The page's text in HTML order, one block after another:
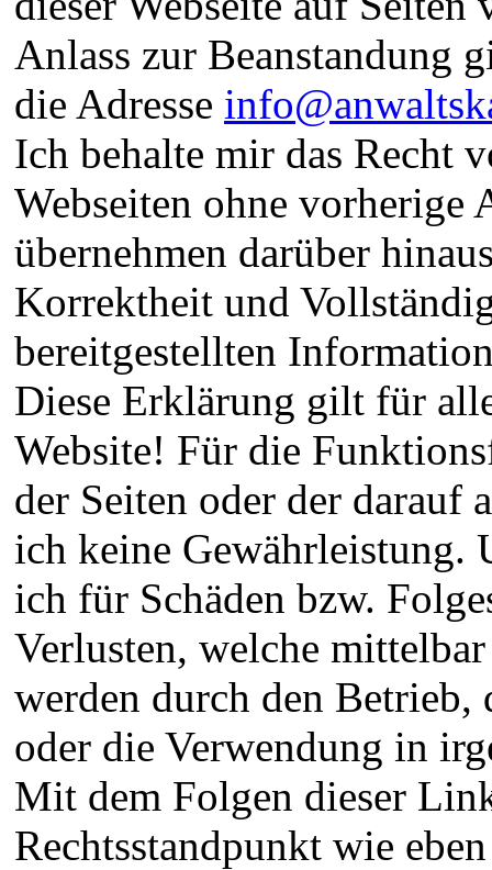
Anlass zur Beanstandung
die Adresse
Ich behalte mir das Recht
Webseiten ohne
übernehmen darüber
Korrektheit und
bereitgestellten
Diese Erklärung gilt für
Website! Für die
der Seiten oder der darauf
ich keine Gewährleistung.
ich für Schäden bzw.
Verlusten, welche
werden durch den
oder die Verwendung in
Mit dem Folgen dieser
Rechtsstandpunkt wie